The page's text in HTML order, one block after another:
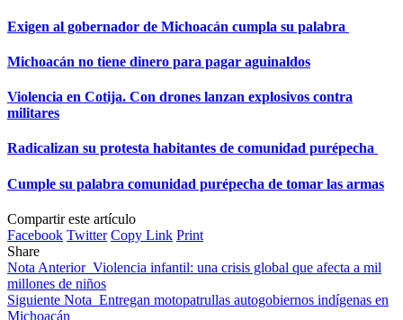
Exigen al gobernador de Michoacán cumpla su palabra
Michoacán no tiene dinero para pagar aguinaldos
Violencia en Cotija. Con drones lanzan explosivos contra
militares
Radicalizan su protesta habitantes de comunidad purépecha
Cumple su palabra comunidad purépecha de tomar las armas
Compartir este artículo
Facebook Twitter Copy Link Print
Share
Nota Anterior Violencia infantil: una crisis global que afecta a mil
millones de niños
Siguiente Nota Entregan motopatrullas autogobiernos indígenas en
Michoacán